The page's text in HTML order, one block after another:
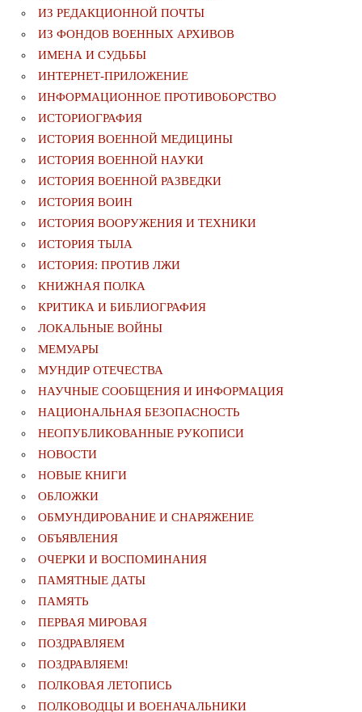
ИЗ РЕДАКЦИОННОЙ ПОЧТЫ
ИЗ ФОНДОВ ВОЕННЫХ АРХИВОВ
ИМЕНА И СУДЬБЫ
ИНТЕРНЕТ-ПРИЛОЖЕНИЕ
ИНФОРМАЦИОННОЕ ПРОТИВОБОРСТВО
ИСТОРИОГРАФИЯ
ИСТОРИЯ ВОЕННОЙ МЕДИЦИНЫ
ИСТОРИЯ ВОЕННОЙ НАУКИ
ИСТОРИЯ ВОЕННОЙ РАЗВЕДКИ
ИСТОРИЯ ВОИН
ИСТОРИЯ ВООРУЖЕНИЯ И ТЕХНИКИ
ИСТОРИЯ ТЫЛА
ИСТОРИЯ: ПРОТИВ ЛЖИ
КНИЖНАЯ ПОЛКА
КРИТИКА И БИБЛИОГРАФИЯ
ЛОКАЛЬНЫЕ ВОЙНЫ
МЕМУАРЫ
МУНДИР ОТЕЧЕСТВА
НАУЧНЫЕ СООБЩЕНИЯ И ИНФОРМАЦИЯ
НАЦИОНАЛЬНАЯ БЕЗОПАСНОСТЬ
НЕОПУБЛИКОВАННЫЕ РУКОПИСИ
НОВОСТИ
НОВЫЕ КНИГИ
ОБЛОЖКИ
ОБМУНДИРОВАНИЕ И СНАРЯЖЕНИЕ
ОБЪЯВЛЕНИЯ
ОЧЕРКИ И ВОСПОМИНАНИЯ
ПАМЯТНЫЕ ДАТЫ
ПАМЯТЬ
ПЕРВАЯ МИРОВАЯ
ПОЗДРАВЛЯЕМ
ПОЗДРАВЛЯЕМ!
ПОЛКОВАЯ ЛЕТОПИСЬ
ПОЛКОВОДЦЫ И ВОЕНАЧАЛЬНИКИ